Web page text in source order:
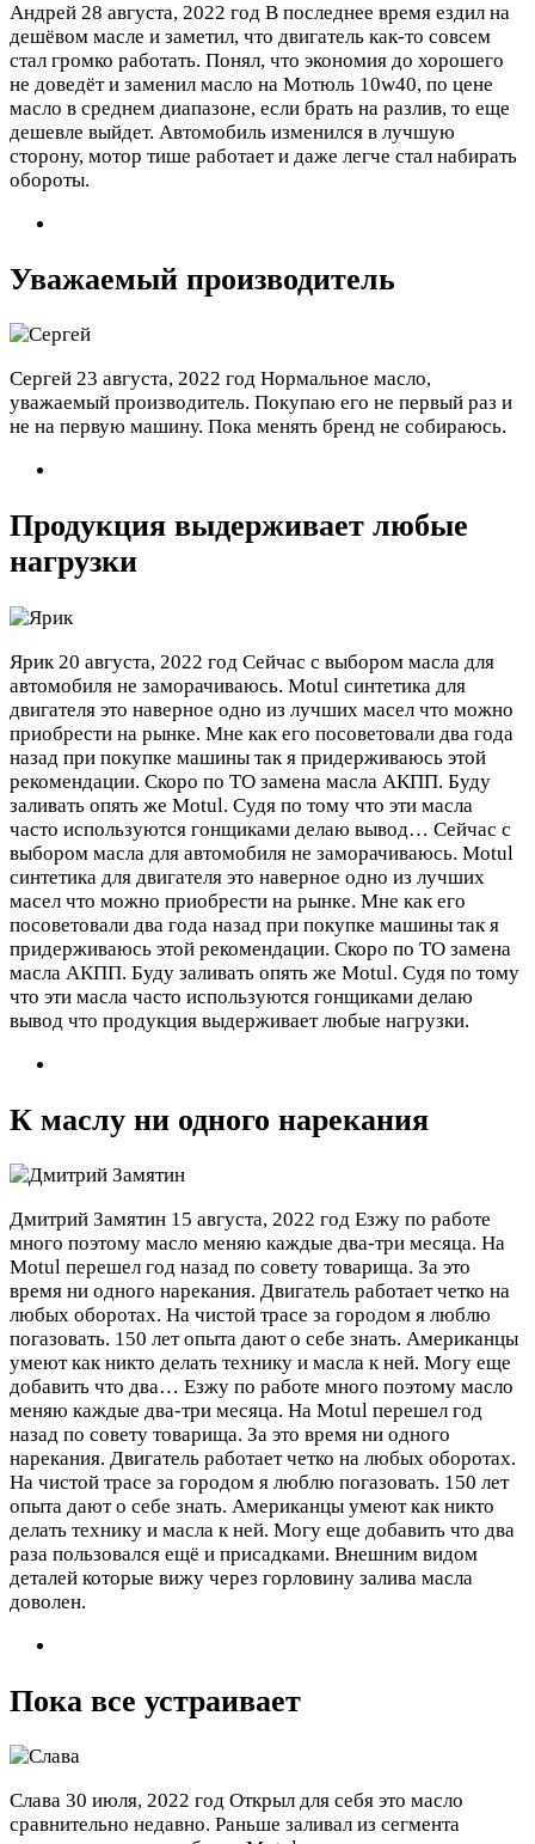
Андрей 28 августа, 2022 год В последнее время ездил на
дешёвом масле и заметил, что двигатель как-то совсем
стал громко работать. Понял, что экономия до хорошего
не доведёт и заменил масло на Мотюль 10w40, по цене
масло в среднем диапазоне, если брать на разлив, то еще
дешевле выйдет. Автомобиль изменился в лучшую
сторону, мотор тише работает и даже легче стал набирать
обороты.
Уважаемый производитель
Сергей 23 августа, 2022 год Нормальное масло,
уважаемый производитель. Покупаю его не первый раз и
не на первую машину. Пока менять бренд не собираюсь.
Продукция выдерживает любые
нагрузки
Ярик 20 августа, 2022 год Сейчас с выбором масла для
автомобиля не заморачиваюсь. Motul синтетика для
двигателя это наверное одно из лучших масел что можно
приобрести на рынке. Мне как его посоветовали два года
назад при покупке машины так я придерживаюсь этой
рекомендации. Скоро по ТО замена масла АКПП. Буду
заливать опять же Motul. Судя по тому что эти масла
часто используются гонщиками делаю вывод… Сейчас с
выбором масла для автомобиля не заморачиваюсь. Motul
синтетика для двигателя это наверное одно из лучших
масел что можно приобрести на рынке. Мне как его
посоветовали два года назад при покупке машины так я
придерживаюсь этой рекомендации. Скоро по ТО замена
масла АКПП. Буду заливать опять же Motul. Судя по тому
что эти масла часто используются гонщиками делаю
вывод что продукция выдерживает любые нагрузки.
К маслу ни одного нарекания
Дмитрий Замятин 15 августа, 2022 год Езжу по работе
много поэтому масло меняю каждые два-три месяца. На
Motul перешел год назад по совету товарища. За это
время ни одного нарекания. Двигатель работает четко на
любых оборотах. На чистой трасе за городом я люблю
погазовать. 150 лет опыта дают о себе знать. Американцы
умеют как никто делать технику и масла к ней. Могу еще
добавить что два… Езжу по работе много поэтому масло
меняю каждые два-три месяца. На Motul перешел год
назад по совету товарища. За это время ни одного
нарекания. Двигатель работает четко на любых оборотах.
На чистой трасе за городом я люблю погазовать. 150 лет
опыта дают о себе знать. Американцы умеют как никто
делать технику и масла к ней. Могу еще добавить что два
раза пользовался ещё и присадками. Внешним видом
деталей которые вижу через горловину залива масла
доволен.
Пока все устраивает
Слава 30 июля, 2022 год Открыл для себя это масло
сравнительно недавно. Раньше заливал из сегмента